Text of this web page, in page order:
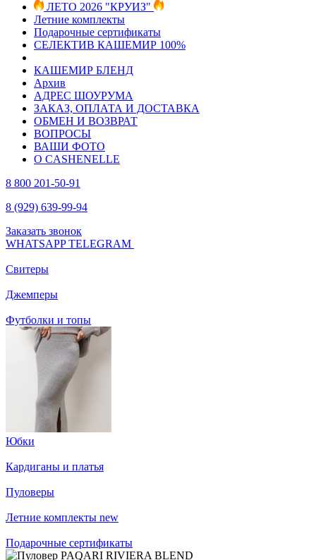
ЛЕТО 2026 "КРУИЗ"
Летние комплекты
Подарочные сертификаты
СЕЛЕКТИВ КАШЕМИР 100%
КАШЕМИР БЛЕНД
Архив
АДРЕС ШОУРУМА
ЗАКАЗ, ОПЛАТА И ДОСТАВКА
ОБМЕН И ВОЗВРАТ
ВОПРОСЫ
ВАШИ ФОТО
О CASHENELLE
8 800 201-50-91
8 (929) 639-99-94
Заказать звонок
WHATSAPPTELEGRAM
Свитеры
Джемперы
Футболки и топы
Юбки
Кардиганы и платья
Пуловеры
Летние комплекты new
Подарочные сертификаты